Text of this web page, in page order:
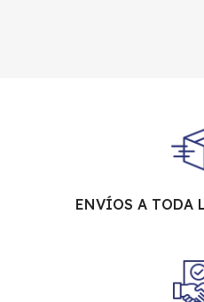
ENVÍOS A TODA